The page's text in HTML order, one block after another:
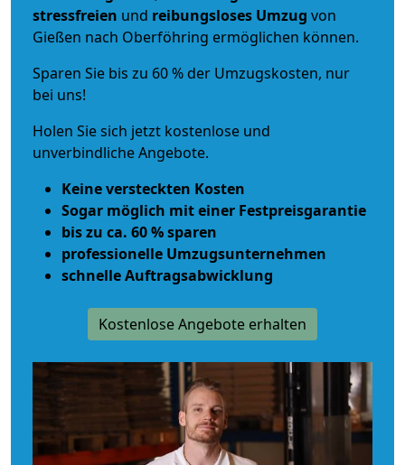
stressfreien und reibungsloses Umzug von
Gießen nach Oberföhring ermöglichen können.
Sparen Sie bis zu 60 % der Umzugskosten, nur
bei uns!
Holen Sie sich jetzt kostenlose und
unverbindliche Angebote.
Keine versteckten Kosten
Sogar möglich mit einer Festpreisgarantie
bis zu ca. 60 % sparen
professionelle Umzugsunternehmen
schnelle Auftragsabwicklung
Kostenlose Angebote erhalten